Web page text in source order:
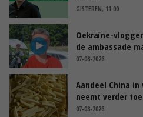
GISTEREN, 11:00
Oekraïne-
de ambassade
07-08-2026
Aandeel China
neemt verder toe
07-08-2026